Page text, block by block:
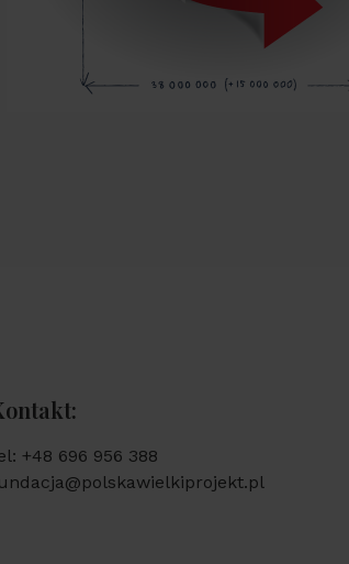
+48 696 956 388